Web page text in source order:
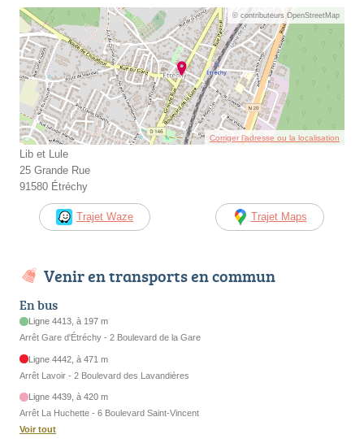
© contributeurs OpenStreetMap
Corriger l’adresse ou la localisation
Lib et Lule
25 Grande Rue
91580 Étréchy
Trajet Waze Trajet Maps
Venir en transports en commun
En bus
Ligne 4413, à 197 m
Arrêt Gare d'Étréchy - 2 Boulevard de la Gare
Ligne 4442, à 471 m
Arrêt Lavoir - 2 Boulevard des Lavandières
Ligne 4439, à 420 m
Arrêt La Huchette - 6 Boulevard Saint-Vincent
Voir tout